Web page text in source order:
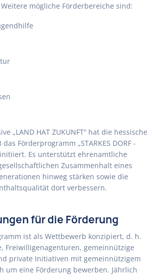
mögliche Förderbereiche sind:
„LAND HAT ZUKUNFT“ hat die hessische
Förderprogramm „STARKES DORF -
Es unterstützt ehrenamtliche
Zusammenhalt eines
hinweg stärken sowie die
dort verbessern.
für die Förderung
ist als Wettbewerb konzipiert, d. h.
Freiwilligenagenturen, gemeinnützige
private Initiativen mit gemeinnützigem
um eine Förderung bewerben. Jährlich